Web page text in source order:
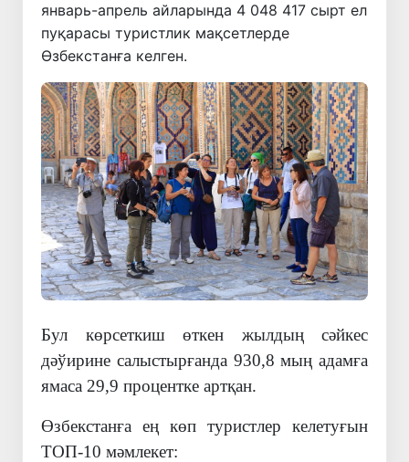
январь-апрель айларында 4 048 417 сырт ел
пуқарасы туристлик мақсетлерде
Өзбекстанға келген.
Бул көрсеткиш өткен жылдың сәйкес
дәўирине салыстырғанда 930,8 мың адамға
ямаса 29,9 процентке артқан.
Өзбекстанға ең көп туристлер келетуғын
ТОП-10 мәмлекет: